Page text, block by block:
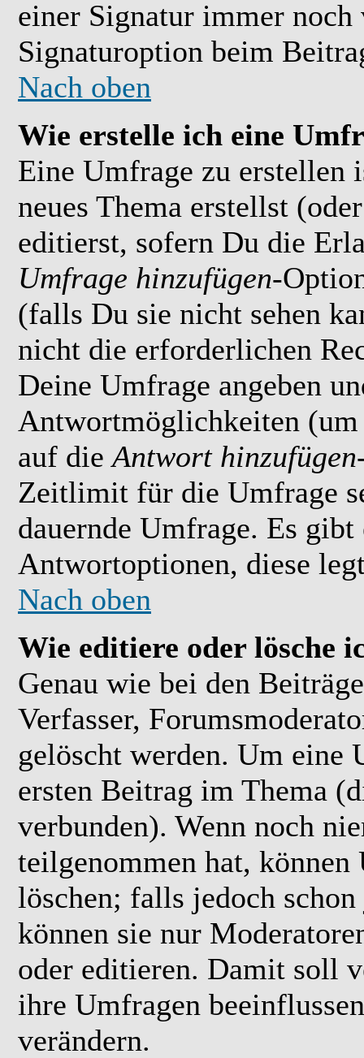
einer Signatur immer
Signaturoption beim
Nach oben
Wie erstelle ich eine
Eine Umfrage zu erstellen
neues Thema erstellst
editierst, sofern Du die
Umfrage hinzufügen-
(falls Du sie nicht sehen
nicht die erforderlichen
Deine Umfrage angeben
Antwortmöglichkeiten
auf dieAntwort hinzufügen
Zeitlimit für die Umfrage
dauernde Umfrage. Es
Antwortoptionen, diese
Nach oben
Wie editiere oder lösche
Genau wie bei den
Verfasser,
gelöscht werden. Um eine
ersten Beitrag im Thema
verbunden). Wenn noch
teilgenommen hat,
löschen; falls jedoch
können sie nur
oder editieren. Damit soll
ihre Umfragen
verändern.